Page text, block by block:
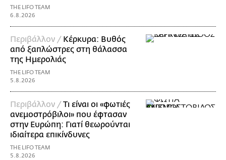
THE LIFO TEAM
6.8.2026
Περιβάλλον / Κέρκυρα: Βυθός
από ξαπλώστρες στη θάλασσα
της Ημερολιάς
THE LIFO TEAM
5.8.2026
Περιβάλλον / Τι είναι οι «φωτιές
ανεμοστρόβιλοι» που έφτασαν
στην Ευρώπη: Γιατί θεωρούνται
ιδιαίτερα επικίνδυνες
THE LIFO TEAM
5.8.2026